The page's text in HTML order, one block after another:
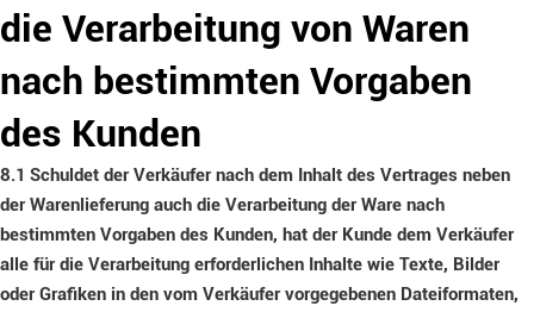
die Verarbeitung von Waren
nach bestimmten Vorgaben
des Kunden
8.1 Schuldet der Verkäufer nach dem Inhalt des Vertrages neben
der Warenlieferung auch die Verarbeitung der Ware nach
bestimmten Vorgaben des Kunden, hat der Kunde dem Verkäufer
alle für die Verarbeitung erforderlichen Inhalte wie Texte, Bilder
oder Grafiken in den vom Verkäufer vorgegebenen Dateiformaten,